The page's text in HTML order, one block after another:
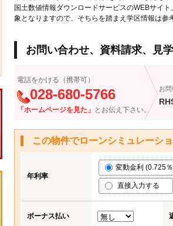
国土数値情報ダウンロードサービスのWEBサイ
象となりますので、そちらを踏まえ学区情報は参
お問い合わせ、資料請求、見
電話をかける（携帯可）
028-680-5766
「ホームページを見た」 とお伝え下さい。
お
この物件でローンシミュレーシ
年利率
変動金利 (0.725
直接入力する
ボーナス払い